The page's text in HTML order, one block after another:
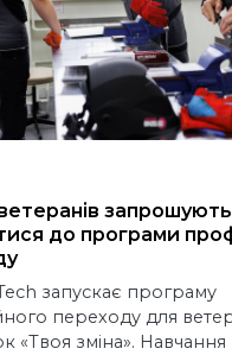
запрошують
до програми
запускає програму
переходу для
«Твоя зміна». Навчання